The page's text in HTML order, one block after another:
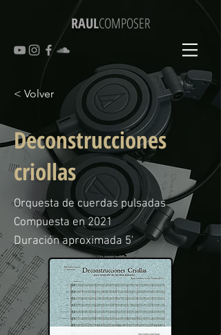
RAULCOMPOSER
< Volver
Deconstrucciones
criollas
Orquesta de cuerdas pulsadas
Compuesta en 2021
Duración aproximada 5'